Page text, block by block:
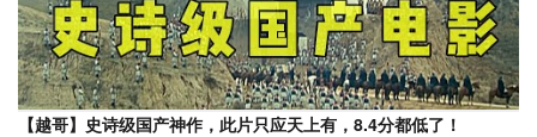
【越哥】史诗级国产神作，此片只应天上有，8.4分都低了！